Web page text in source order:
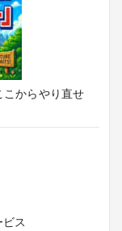
こからやり直せ
ス